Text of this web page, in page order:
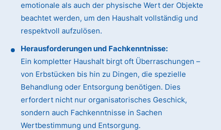
emotionale als auch der physische Wert der Objekte
beachtet werden, um den Haushalt vollständig und
respektvoll aufzulösen.
Herausforderungen und Fachkenntnisse:
Ein kompletter Haushalt birgt oft Überraschungen –
von Erbstücken bis hin zu Dingen, die spezielle
Behandlung oder Entsorgung benötigen. Dies
erfordert nicht nur organisatorisches Geschick,
sondern auch Fachkenntnisse in Sachen
Wertbestimmung und Entsorgung.